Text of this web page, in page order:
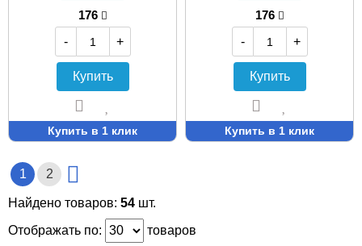
176
-
+
Купить
Купить в 1 клик
176
-
+
Купить
Купить в 1 клик
1 2
Найдено товаров: 54 шт.
Отображать по:
товаров